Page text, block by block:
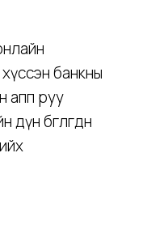
банкны
апп руу
бөглөгдөн